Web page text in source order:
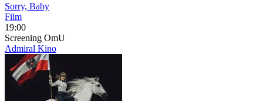
Sorry, Baby
Film
19:00
Screening OmU
Admiral Kino